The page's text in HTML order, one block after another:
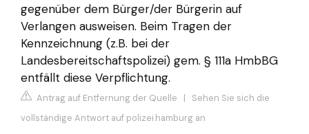
gegenüber dem Bürger/der Bürgerin auf
Verlangen ausweisen. Beim Tragen der
Kennzeichnung (z.B. bei der
Landesbereitschaftspolizei) gem. § 111a HmbBG
entfällt diese Verpflichtung.
Antrag auf Entfernung der Quelle | Sehen Sie sich die
vollständige Antwort auf polizei.hamburg an